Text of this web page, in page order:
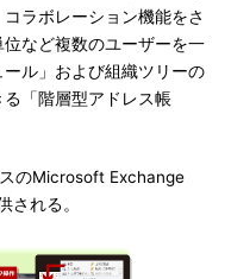
ラボレーション機能をさ
など複数のユーザーを一
ル」および組織ツリーの
「階層型アドレス帳
のMicrosoft Exchange
される。